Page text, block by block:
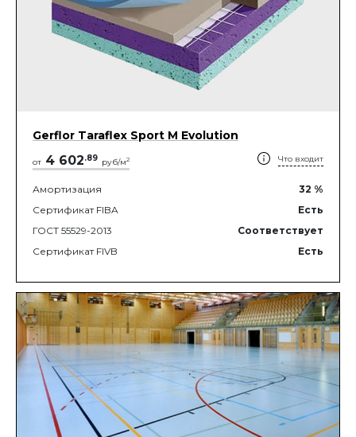
Gerflor Taraflex Sport M Evolution
от 4 602.89 руб/м2 Что входит
Амортизация 32 %
Сертификат FIBA
Есть
ГОСТ 55529-2013
Соответствует
Сертификат FIVB
Есть